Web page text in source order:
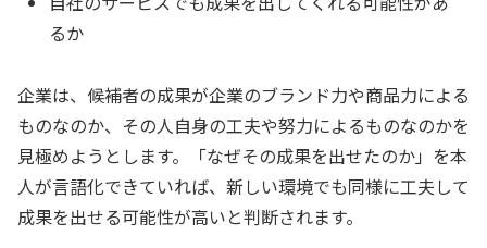
るか
企業は、候補者の成果が企業のブランド力や商品力による
ものなのか、その人自身の工夫や努力によるものなのかを
見極めようとします。「なぜその成果を出せたのか」を本
人が言語化できていれば、新しい環境でも同様に工夫して
成果を出せる可能性が高いと判断されます。